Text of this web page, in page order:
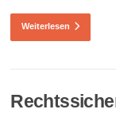
Weiterlesen